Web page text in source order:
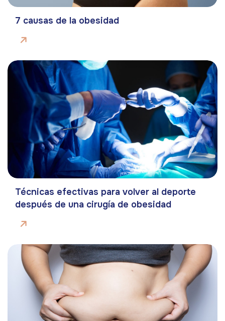
7 causas de la obesidad
Técnicas efectivas para volver al deporte
después de una cirugía de obesidad